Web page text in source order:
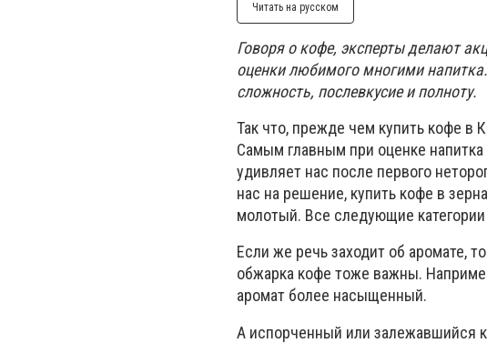
Читать на русском
Говоря о кофе, эксперты делают
оценки любимого многими
сложность, послевкусие и полноту.
Так что, прежде чем купить кофе в
Самым главным при оценке
удивляет нас после первого
нас на решение, купить кофе в
молотый. Все следующие категории
Если же речь заходит об аромате,
обжарка кофе тоже важны.
аромат более насыщенный.
А испорченный или залежавшийся